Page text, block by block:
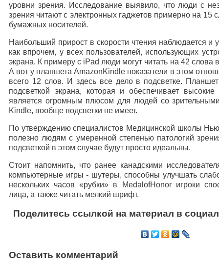
уровни зрения. Исследование выявило, что люди с
зрения читают с электронных гаджетов примерно на 15
бумажных носителей.
Наибольший прирост в скорости чтения наблюдается
как впрочем, у всех пользователей, использующих
экрана. К примеру с iPad люди могут читать на 42 слова
А вот у планшета AmazonKindle показатели в этом
всего 12 слов. И здесь все дело в подсветке.
подсветкой экрана, которая и обеспечивает
является огромным плюсом для людей со
Kindle, вообще подсветки не имеет.
По утверждению специалистов Медицинской школы
полезно людям с умеренной степенью патологий
подсветкой в этом случае будут просто идеальны.
Стоит напомнить, что ранее канадскими
компьютерные игры - шутеры, способны улучшать
нескольких часов «рубки» в MedalofHonor игроки
лица, а также читать мелкий шрифт.
Поделитесь ссылкой на материал в
Оставить комментарий